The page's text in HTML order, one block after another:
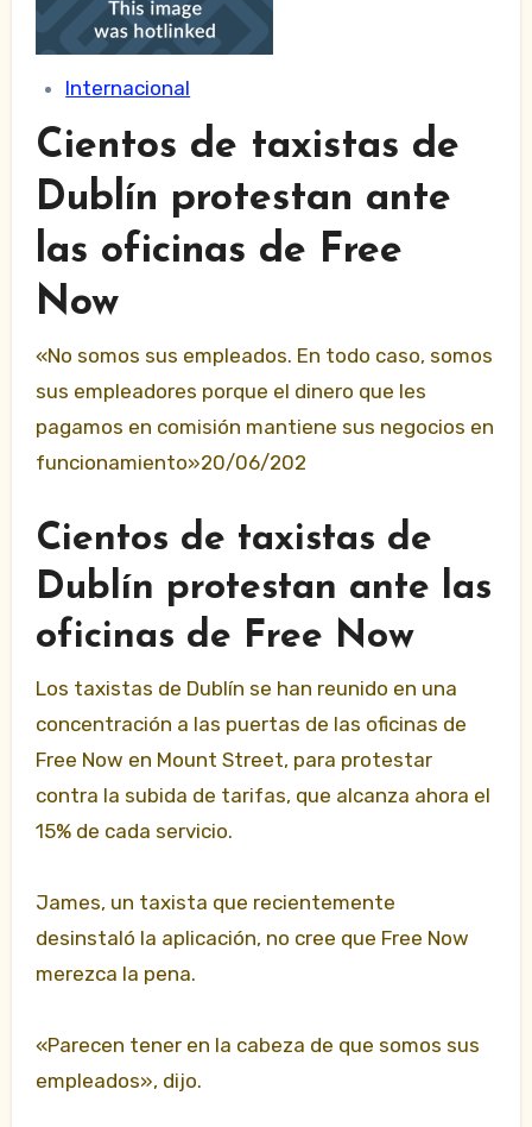
Internacional
Cientos de taxistas de
Dublín protestan ante
las oficinas de Free
Now
«No somos sus empleados. En todo caso, somos
sus empleadores porque el dinero que les
pagamos en comisión mantiene sus negocios en
funcionamiento»20/06/202
Cientos de taxistas de
Dublín protestan ante las
oficinas de Free Now
Los taxistas de Dublín se han reunido en una
concentración a las puertas de las oficinas de
Free Now en Mount Street, para protestar
contra la subida de tarifas, que alcanza ahora el
15% de cada servicio.
James, un taxista que recientemente
desinstaló la aplicación, no cree que Free Now
merezca la pena.
«Parecen tener en la cabeza de que somos sus
empleados», dijo.